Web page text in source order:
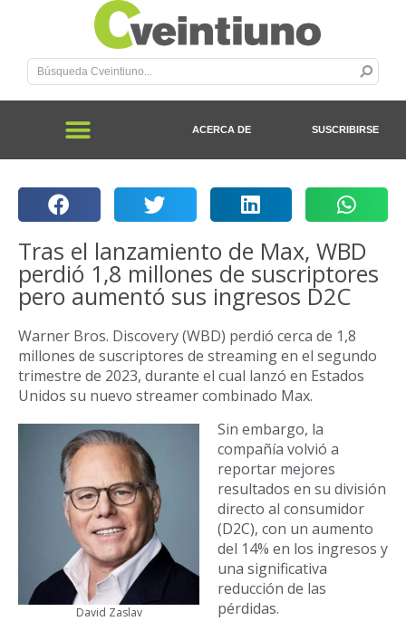
ACERCA DE SUSCRIBIRSE
Tras el lanzamiento de Max, WBD
perdió 1,8 millones de suscriptores
pero aumentó sus ingresos D2C
Warner Bros. Discovery (WBD) perdió cerca de 1,8
millones de suscriptores de streaming en el segundo
trimestre de 2023, durante el cual lanzó en Estados
Unidos su nuevo streamer combinado Max.
David Zaslav
Sin embargo, la
compañía volvió a
reportar mejores
resultados en su división
directo al consumidor
(D2C), con un aumento
del 14% en los ingresos y
una significativa
reducción de las
pérdidas.